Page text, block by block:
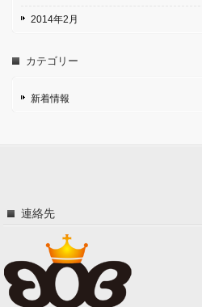
2014年2月
カテゴリー
新着情報
連絡先